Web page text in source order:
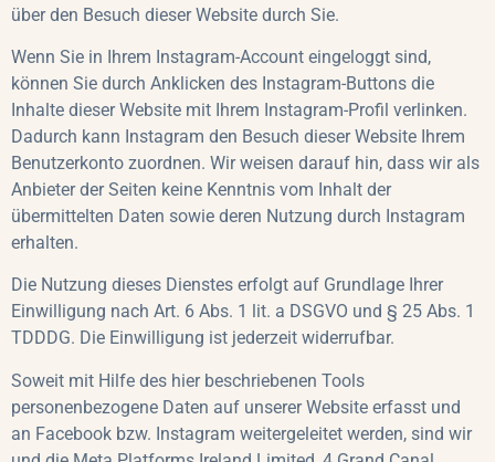
über den Besuch dieser Website durch Sie.
Wenn Sie in Ihrem Instagram-Account eingeloggt sind,
können Sie durch Anklicken des Instagram-Buttons die
Inhalte dieser Website mit Ihrem Instagram-Profil verlinken.
Dadurch kann Instagram den Besuch dieser Website Ihrem
Benutzerkonto zuordnen. Wir weisen darauf hin, dass wir als
Anbieter der Seiten keine Kenntnis vom Inhalt der
übermittelten Daten sowie deren Nutzung durch Instagram
erhalten.
Die Nutzung dieses Dienstes erfolgt auf Grundlage Ihrer
Einwilligung nach Art. 6 Abs. 1 lit. a DSGVO und § 25 Abs. 1
TDDDG. Die Einwilligung ist jederzeit widerrufbar.
Soweit mit Hilfe des hier beschriebenen Tools
personenbezogene Daten auf unserer Website erfasst und
an Facebook bzw. Instagram weitergeleitet werden, sind wir